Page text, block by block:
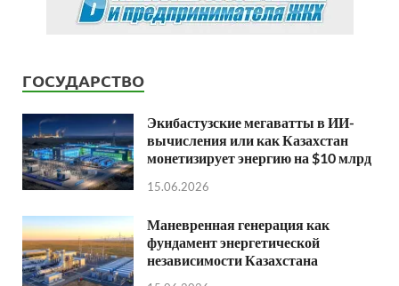
ГОСУДАРСТВО
Экибастузские мегаватты в ИИ-
вычисления или как Казахстан
монетизирует энергию на $10 млрд
15.06.2026
Маневренная генерация как
фундамент энергетической
независимости Казахстана